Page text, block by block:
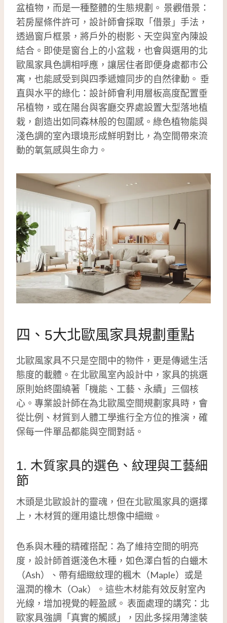
盆植物，而是一種整體的生態規劃。 景觀借景：
若房屋條件許可，設計師會採取「借景」手法，
透過窗戶框景，將戶外的樹影、天空與室內陳設
結合。即使是窗台上的小盆栽，也會與選用的北
歐風家具色調相呼應，讓居住者即便身處都市公
寓，也能感受到與四季遞嬗同步的自然律動。 垂
直與水平的綠化：設計師會利用層板高度配置垂
吊植物，或在陽台與客廳交界處設置大型落地植
栽，創造出如同森林般的包圍感。綠色植物能與
淺色調的室內環境形成鮮明對比，為空間帶來流
動的氧氣感與生命力。
四、5大北歐風家具規劃重點
北歐風家具不只是空間中的物件，更是傳遞生活
態度的載體。在北歐風室內設計中，家具的挑選
原則始終圍繞著「機能、工藝、永續」三個核
心。專業設計師在為北歐風空間規劃家具時，會
從比例、材質到人體工學進行全方位的推演，確
保每一件單品都能與空間對話。
1. 木質家具的選色、紋理與工藝細
節
木頭是北歐設計的靈魂，但在北歐風家具的選擇
上，木材質的運用遠比想像中細緻。
色系與木種的精確搭配：為了維持空間的明亮
度，設計師首選淺色木種，如色澤白皙的白蠟木
（Ash）、帶有細緻紋理的楓木（Maple）或是
溫潤的橡木（Oak）。這些木材能有效反射室內
光線，增加視覺的輕盈感。 表面處理的講究：北
歐家具強調「真實的觸感」，因此多採用薄塗裝